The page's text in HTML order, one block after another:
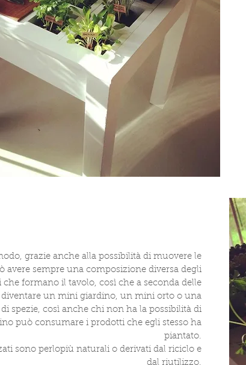
grazie anche alla possibilità di muovere le
avere sempre una composizione diversa degli
che formano il tavolo, così che a seconda delle
diventare un mini giardino, un mini orto o una
spezie, così anche chi non ha la possibilità di
può consumare i prodotti che egli stesso ha
piantato.
sono perlopiù naturali o derivati dal riciclo e
dal riutilizzo.